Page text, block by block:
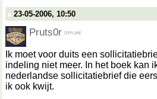
23-05-2006, 10:50
Pruts0r
Ik moet voor duits een
indeling niet meer. In het boek kan
nederlandse sollicitatiebrief die
ik ook kwijt.